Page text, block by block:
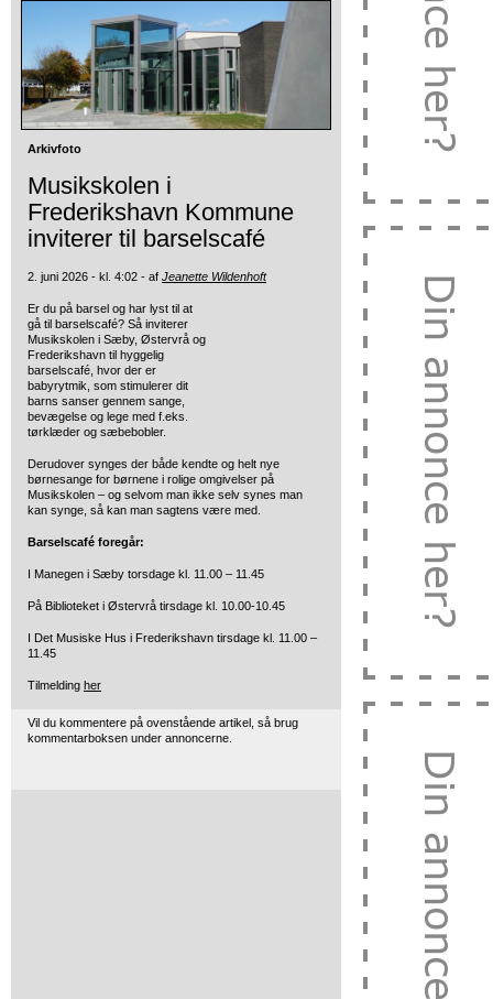
Arkivfoto
Musikskolen i
Frederikshavn Kommune
inviterer til barselscafé
2. juni 2026 - kl. 4:02 - af Jeanette Wildenhoft
Er du på barsel og har lyst til at
gå til barselscafé? Så inviterer
Musikskolen i Sæby, Østervrå og
Frederikshavn til hyggelig
barselscafé, hvor der er
babyrytmik, som stimulerer dit
barns sanser gennem sange,
bevægelse og lege med f.eks.
tørklæder og sæbebobler.
Derudover synges der både kendte og helt nye
børnesange for børnene i rolige omgivelser på
Musikskolen – og selvom man ikke selv synes man
kan synge, så kan man sagtens være med.
Barselscafé foregår:
I Manegen i Sæby torsdage kl. 11.00 – 11.45
På Biblioteket i Østervrå tirsdage kl. 10.00-10.45
I Det Musiske Hus i Frederikshavn tirsdage kl. 11.00 –
11.45
Tilmelding her
Vil du kommentere på ovenstående artikel, så brug
kommentarboksen under annoncerne.